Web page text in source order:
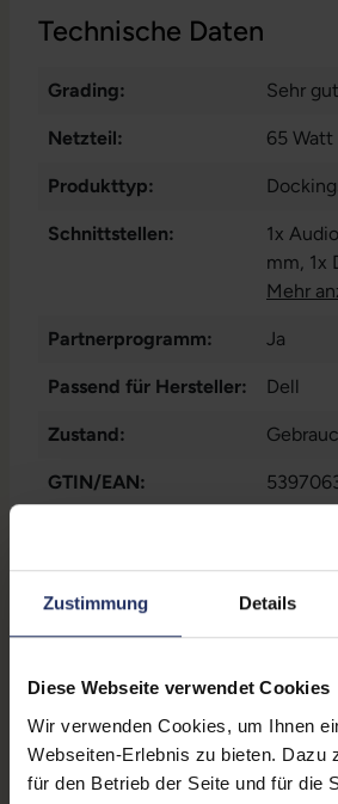
Zustimmung Details
Diese Webseite verwendet Cookies
Wir verwenden Cookies, um Ihnen
Webseiten-Erlebnis zu bieten. Dazu
für den Betrieb der Seite und für die
Produktbeschreibung
Hersteller:Dell
Technische Daten
Grading: Sehr gut
Netzteil: 65 Watt
Produkttyp:
Schnittstellen:
1x
mm, 1x
HDMI ,
Mehr
Partnerprogramm: Ja
Passend für Hersteller: Dell
Zustand:
GTIN/EAN:
59,9 x
Gewicht: 0,96 kg